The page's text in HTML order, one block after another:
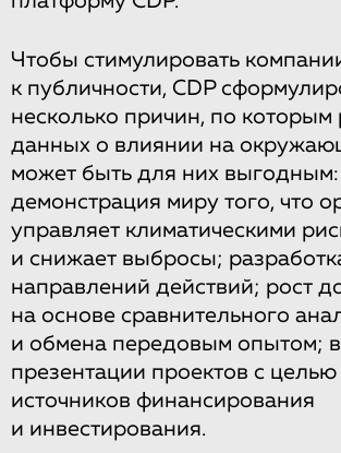
Чтобы стимулировать
к публичности, CDP
несколько причин, по которым
данных о влиянии на
может быть для них выгодным:
демонстрация миру того, что
управляет климатическими
и снижает выбросы;
направлений действий; рост
на основе сравнительного
и обмена передовым опытом;
презентации проектов с целью
источников финансирования
и инвестирования.